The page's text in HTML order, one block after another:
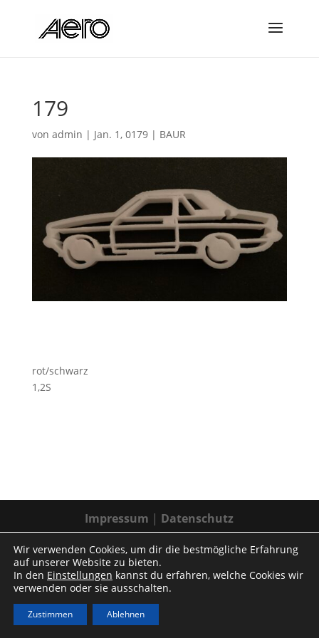
179
von admin | Jan. 1, 0179| BAUR
rot/schwarz
1,2S
Impressum | Datenschutz
Wir verwenden Cookies, um dir die bestmögliche Erfahrung
auf unserer Website zu bieten.
In den Einstellungen kannst du erfahren, welche Cookies wir
verwenden oder sie ausschalten.
Zustimmen Ablehnen